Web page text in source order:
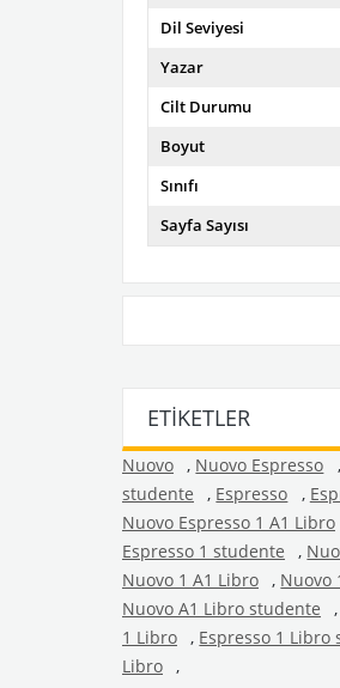
Dil Seviyesi
Yazar
Cilt Durumu
Boyut
Sınıfı
Sayfa Sayısı
ETIKETLER
Nuovo , Nuovo Espresso ,
studente
, Espresso ,
Nuovo Espresso 1 A1 Libro
Espresso 1 studente
,
Nuovo 1 A1 Libro , Nuovo
Nuovo A1 Libro studente
,
1 Libro , Espresso 1 Libro
Libro ,